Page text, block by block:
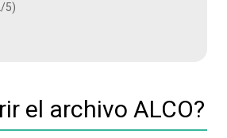
5)
el archivo ALCO?